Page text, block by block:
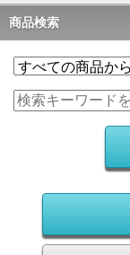
商品検索